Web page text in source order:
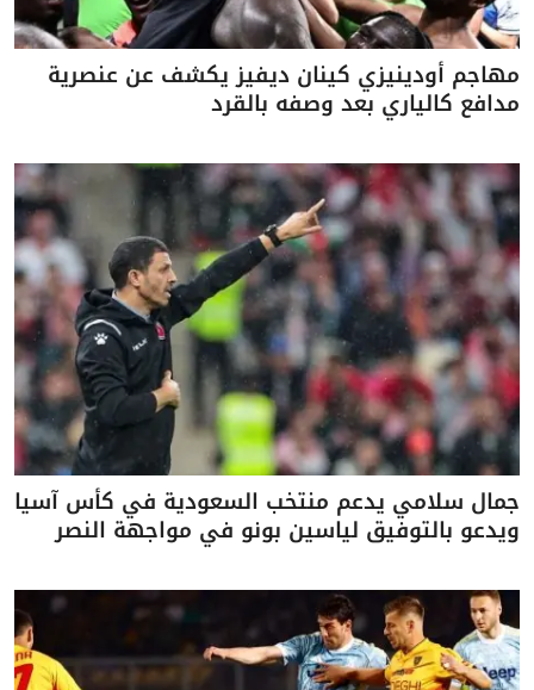
مهاجم أودينيزي كينان ديفيز يكشف عن عنصرية
مدافع كالياري بعد وصفه بالقرد
جمال سلامي يدعم منتخب السعودية في كأس آسيا
ويدعو بالتوفيق لياسين بونو في مواجهة النصر